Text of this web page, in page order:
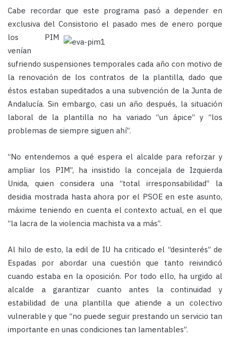
Cabe recordar que este programa pasó a depender en
exclusiva del Consistorio el pasado mesde enero porque
los PIM
venían
sufriendo suspensiones temporales cada año con motivo de
la renovación de los contratos de la plantilla, dado que
éstos estaban supeditados a una subvención de la Junta de
Andalucía. Sin embargo, casi un año después, la situación
laboral de la plantilla no ha variado “un ápice” y “los
problemas de siempre siguen ahí”.
“No entendemos a qué espera el alcalde para reforzar y
ampliar los PIM”, ha insistido la concejala de Izquierda
Unida, quien considera una “total irresponsabilidad” la
desidia mostrada hasta ahora por el PSOE en este asunto,
máxime teniendo en cuenta el contexto actual, en el que
“la lacra de la violencia machista va a más”.
Al hilo de esto, la edil de IU ha criticado el “desinterés” de
Espadas por abordar una cuestión que tanto reivindicó
cuando estaba en la oposición. Por todo ello, ha urgido al
alcalde a garantizar cuanto antes la continuidad y
estabilidad de una plantilla que atiende a un colectivo
vulnerable y que “no puede seguir prestando un servicio tan
importante en unas condiciones tan lamentables”.